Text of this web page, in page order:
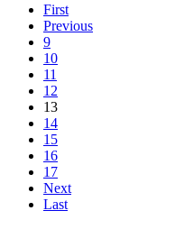
First
Previous
9
10
11
12
13
14
15
16
17
Next
Last